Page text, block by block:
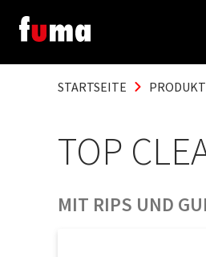
STARTSEITE
TOP
MIT RIPS UND